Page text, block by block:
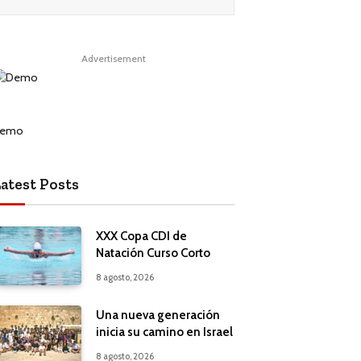
Advertisement
Posts
XXX Copa CDI de
Natación Curso Corto
8 agosto, 2026
Una nueva generación
inicia su camino en Israel
8 agosto, 2026